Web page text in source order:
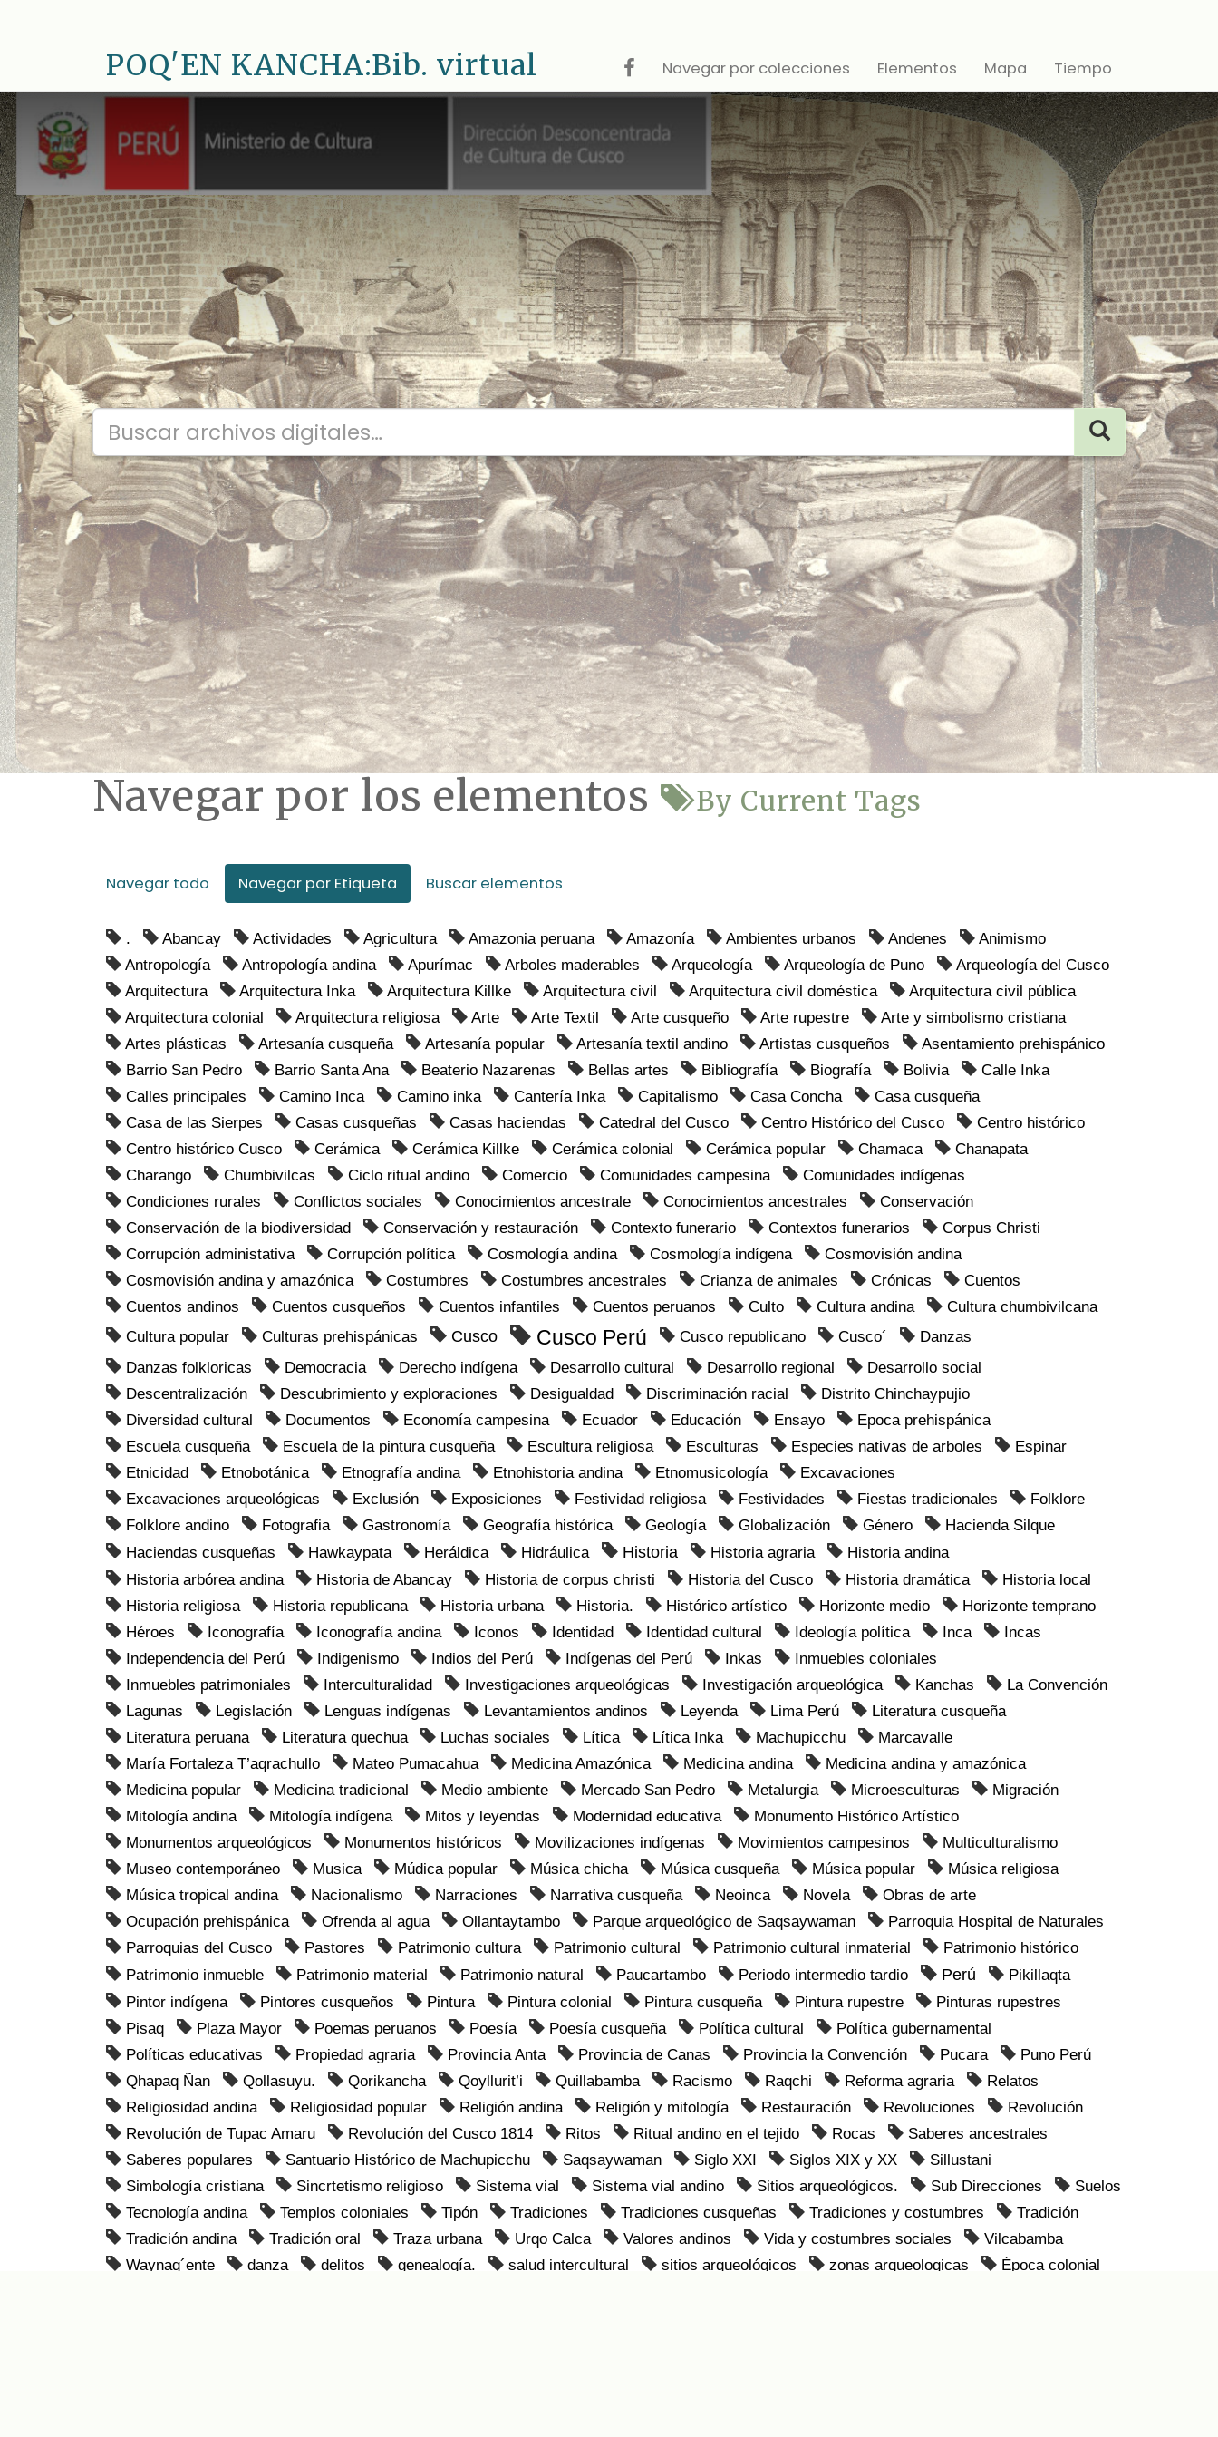
POQ'EN KANCHA:Bib. virtual Navegar por colecciones Elementos Mapa Tiempo
Navegar por los elementos By Current Tags
Navegar todo Navegar por Etiqueta Buscar elementos
Abancay Actividades Agricultura Amazonia peruana Amazonía Ambientes urbanos Andenes
Animismo
Antropología
Antropología andina Apurímac Arboles maderables Arqueología Arqueología de Puno
Arqueología del Cusco
Arquitectura
Arquitectura Inka Arquitectura Killke Arquitectura civil Arquitectura civil doméstica
Arquitectura civil pública
Arquitectura colonial
Arquitectura religiosa Arte Arte Textil Arte cusqueño Arte rupestre
Arte y simbolismo cristiana
Artes plásticas
Artesanía cusqueña Artesanía popular Artesanía textil andino Artistas cusqueños
Asentamiento prehispánico
Barrio San Pedro
Barrio Santa Ana Beaterio Nazarenas Bellas artes Bibliografía Biografía Bolivia
Calle Inka
Calles principales
Camino Inca Camino inka Cantería Inka Capitalismo Casa Concha
Casa cusqueña
Casa de las Sierpes
Casas cusqueñas Casas haciendas Catedral del Cusco Centro Histórico del Cusco
Centro histórico
Centro histórico Cusco
Cerámica Cerámica Killke Cerámica colonial Cerámica popular Chamaca
Chanapata
Charango
Chumbivilcas Ciclo ritual andino Comercio Comunidades campesina
Comunidades indígenas
Condiciones rurales
Conflictos sociales Conocimientos ancestrale Conocimientos ancestrales
Conservación
Conservación de la biodiversidad
Conservación y restauración Contexto funerario Contextos funerarios
Corpus Christi
Corrupción administativa
Corrupción política Cosmología andina Cosmología indígena
Cosmovisión andina
Cosmovisión andina y amazónica
Costumbres Costumbres ancestrales Crianza de animales Crónicas
Cuentos
Cuentos andinos
Cuentos cusqueños Cuentos infantiles Cuentos peruanos Culto Cultura andina
Cultura chumbivilcana
Cultura popular
Culturas prehispánicas Cusco Cusco Perú Cusco republicano Cusco´
Danzas
Danzas folkloricas
Democracia Derecho indígena Desarrollo cultural Desarrollo regional
Desarrollo social
Descentralización
Descubrimiento y exploraciones Desigualdad Discriminación racial
Distrito Chinchaypujio
Diversidad cultural
Documentos Economía campesina Ecuador Educación Ensayo
Epoca prehispánica
Escuela cusqueña
Escuela de la pintura cusqueña Escultura religiosa Esculturas Especies nativas de arboles
Espinar
Etnicidad
Etnobotánica Etnografía andina Etnohistoria andina Etnomusicología
Excavaciones
Excavaciones arqueológicas
Exclusión Exposiciones Festividad religiosa Festividades Fiestas tradicionales
Folklore
Folklore andino
Fotografia Gastronomía Geografía histórica Geología Globalización Género
Hacienda Silque
Haciendas cusqueñas
Hawkaypata Heráldica Hidráulica Historia Historia agraria
Historia andina
Historia arbórea andina
Historia de Abancay Historia de corpus christi Historia del Cusco Historia dramática
Historia local
Historia religiosa
Historia republicana Historia urbana Historia. Histórico artístico Horizonte medio
Horizonte temprano
Héroes
Iconografía Iconografía andina Iconos Identidad Identidad cultural Ideología política Inca
Incas
Independencia del Perú
Indigenismo Indios del Perú Indígenas del Perú Inkas
Inmuebles coloniales
Inmuebles patrimoniales
Interculturalidad Investigaciones arqueológicas Investigación arqueológica Kanchas
La Convención
Lagunas
Legislación Lenguas indígenas Levantamientos andinos Leyenda Lima Perú
Literatura cusqueña
Literatura peruana
Literatura quechua Luchas sociales Lítica Lítica Inka Machupicchu
Marcavalle
María Fortaleza T’aqrachullo
Mateo Pumacahua Medicina Amazónica Medicina andina
Medicina andina y amazónica
Medicina popular
Medicina tradicional Medio ambiente Mercado San Pedro Metalurgia Microesculturas
Migración
Mitología andina
Mitología indígena Mitos y leyendas Modernidad educativa
Monumento Histórico Artístico
Monumentos arqueológicos
Monumentos históricos Movilizaciones indígenas Movimientos campesinos
Multiculturalismo
Museo contemporáneo
Musica Múdica popular Música chicha Música cusqueña Música popular
Música religiosa
Música tropical andina
Nacionalismo Narraciones Narrativa cusqueña Neoinca Novela
Obras de arte
Ocupación prehispánica
Ofrenda al agua Ollantaytambo Parque arqueológico de Saqsaywaman
Parroquia Hospital de Naturales
Parroquias del Cusco
Pastores Patrimonio cultura Patrimonio cultural Patrimonio cultural inmaterial
Patrimonio histórico
Patrimonio inmueble
Patrimonio material Patrimonio natural Paucartambo Periodo intermedio tardio Perú
Pikillaqta
Pintor indígena
Pintores cusqueños Pintura Pintura colonial Pintura cusqueña Pintura rupestre
Pinturas rupestres
Pisaq
Plaza Mayor Poemas peruanos Poesía Poesía cusqueña Política cultural
Política gubernamental
Políticas educativas
Propiedad agraria Provincia Anta Provincia de Canas Provincia la Convención Pucara
Puno Perú
Qhapaq Ñan
Qollasuyu. Qorikancha Qoyllurit’i Quillabamba Racismo Raqchi Reforma agraria
Relatos
Religiosidad andina
Religiosidad popular Religión andina Religión y mitología Restauración Revoluciones
Revolución
Revolución de Tupac Amaru
Revolución del Cusco 1814 Ritos Ritual andino en el tejido Rocas
Saberes ancestrales
Saberes populares
Santuario Histórico de Machupicchu Saqsaywaman Siglo XXI Siglos XIX y XX
Sillustani
Simbología cristiana
Sincrtetismo religioso Sistema vial Sistema vial andino Sitios arqueológicos. Sub Direcciones
Suelos
Tecnología andina
Templos coloniales Tipón Tradiciones Tradiciones cusqueñas Tradiciones y costumbres
Tradición
Tradición andina
Tradición oral Traza urbana Urqo Calca Valores andinos Vida y costumbres sociales
Vilcabamba
Waynaq´ente
danza delitos genealogía. salud intercultural sitios arqueológicos zonas arqueologicas Época colonial